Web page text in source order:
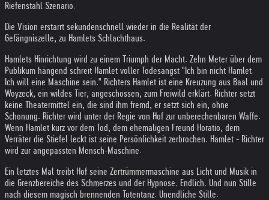
Riefenstahl Szenario.
Die Vision erstarrt sekundenschnell wieder in die Realität der
Gefängniszelle, zu Hamlets Schlachthaus.
Hamlets Hinrichtung wird zu einem Triumph der Macht. Zehn Meter über dem
Publikum hängend schreit Hamlet voller Todesangst "Ich bin nicht Hamlet.
Ich will eine Maschine sein." Richters Hamlet ist eine Kreuzung aus Baal und
Woyzeck, ein wildes Tier, angeschossen, zum Freiwild erklärt. Richter setzt
keine Theatermittel ein, die sind ihm fremd, er setzt sich ein, ohne
Schonung. Richter wird unter der Regie von Hof zur unberechenbaren Waffe.
Wenn Hamlet kurz vor dem Tod, dem ehemaligen Freund Horatio, dem
Verräter die Stiefel leckt ist seine Persönlichkeit zerbrochen. Hamlet - Richter
wird zur angepassten Mensch-Maschine.
Ein letztes Mal treibt Hof seine Zertrümmermaschine aus Licht und Musik in
die Grenzbereiche des Schmerzes und der Hypnose. Endlich. Und nun Stille
nach diesem magisch brennenden Totentanz. Unendliche Stille.